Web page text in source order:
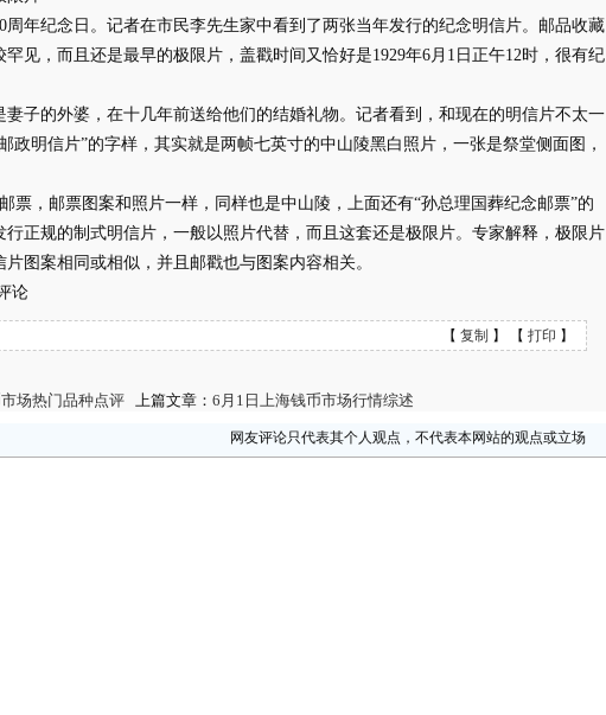
纪念日。记者在市民李先生家中看到了两张当年发行的纪念明信片。邮品收藏
见，而且还是最早的极限片，盖戳时间又恰好是1929年6月1日正午12时，很有纪
的外婆，在十几年前送给他们的结婚礼物。记者看到，和现在的明信片不太一
政明信片”的字样，其实就是两帧七英寸的中山陵黑白照片，一张是祭堂侧面图，
，邮票图案和照片一样，同样也是中山陵，上面还有“孙总理国葬纪念邮票”的
正规的制式明信片，一般以照片代替，而且这套还是极限片。专家解释，极限片
图案相同或相似，并且邮戳也与图案内容相关。
论
【 复制 】 【 打印 】
场热门品种点评 上篇文章： 6月1日上海钱币市场行情综述
网友评论只代表其个人观点，不代表本网站的观点或立场